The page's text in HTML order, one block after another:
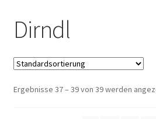
Support
Patterns
Links & Tips
Dirndl
Ergebnisse 37 – 39 von 39 werden